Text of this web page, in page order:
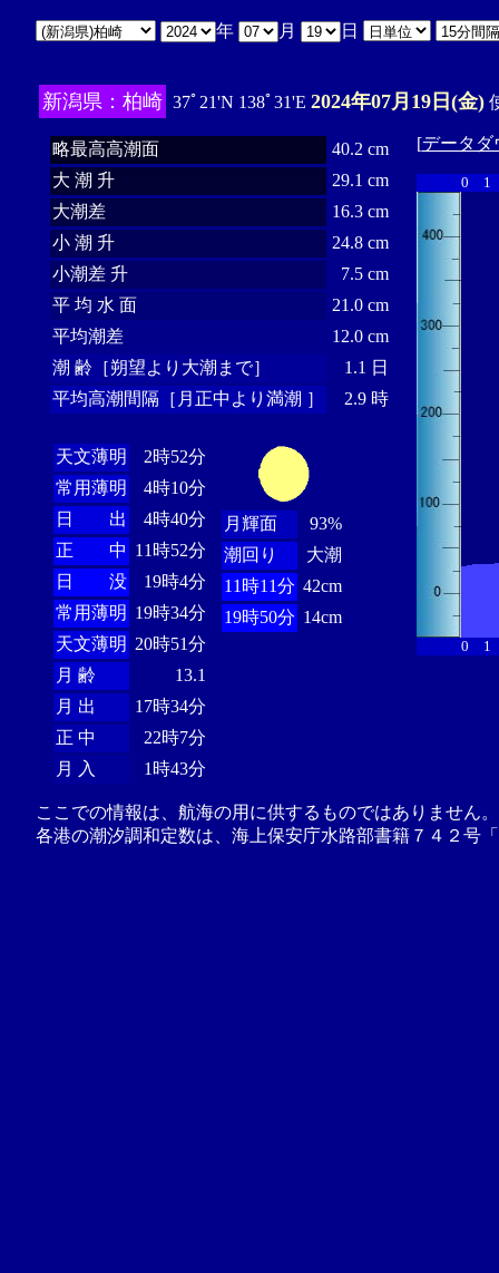
年 月 日
新潟県：柏崎 37ﾟ21'N 138ﾟ31'E 2024年07月19日(金)
略最高高潮面
40.2 cm
大 潮 升
29.1 cm
大潮差
16.3 cm
小 潮 升
24.8 cm
小潮差 升
7.5 cm
平 均 水 面
21.0 cm
平均潮差
12.0 cm
潮 齢［朔望より大潮まで］
1.1 日
平均高潮間隔［月正中より満潮 ］
2.9 時
天文薄明
2時52分
常用薄明
4時10分
日 出
4時40分
正 中 11時52分
日 没
19時4分
常用薄明 19時34分
天文薄明 20時51分
月 齢
13.1
月 出
17時34分
正 中
22時7分
月 入
1時43分
月輝面
93%
潮回り
大潮
11時11分 42cm
19時50分 14cm
[データダ
0 1
0 1
ここでの情報は、航海の用に供するものではありません
各港の潮汐調和定数は、海上保安庁水路部書籍７４２号